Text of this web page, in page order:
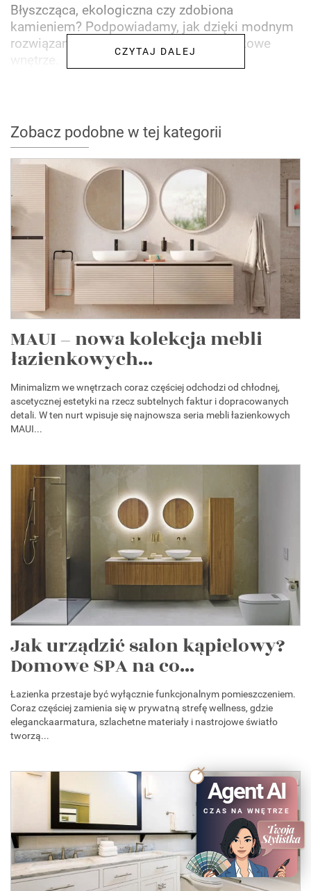
Błyszcząca, ekologiczna czy zdobiona
kamieniem? Podpowiadamy, jak dzięki modnym
rozwiązaniom zmienić łazienkę w wyjątkowe
wnętrze.
CZYTAJ DALEJ
Zobacz podobne w tej kategorii
MAUI – nowa kolekcja mebli
łazienkowych...
Minimalizm we wnętrzach coraz częściej odchodzi od chłodnej,
ascetycznej estetyki na rzecz subtelnych faktur i dopracowanych
detali. W ten nurt wpisuje się najnowsza seria mebli łazienkowych
MAUI...
Jak urządzić salon kąpielowy?
Domowe SPA na co...
Łazienka przestaje być wyłącznie funkcjonalnym pomieszczeniem.
Coraz częściej zamienia się w prywatną strefę wellness, gdzie
eleganckaarmatura, szlachetne materiały i nastrojowe światło
tworzą...
Agent AI
CZAS NA WNĘTRZE